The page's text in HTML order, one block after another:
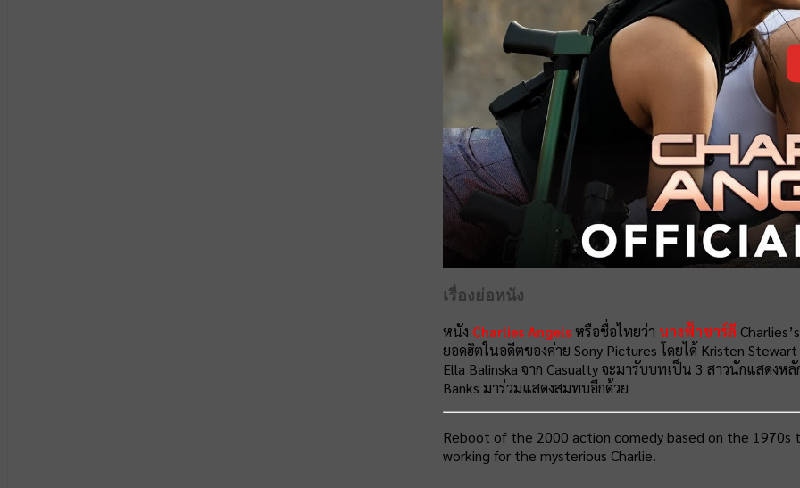
เรื่องย่อหนัง
หนัง Charlies Angels หรือชื่อไทยว่า นางฟ้าชาร์ลี
ยอดฮิตในอดีตของค่าย Sony Pictures โดยได้ Kristen
Ella Balinska จาก Casualty จะมารับบทเป็น 3 สาวนักแสดง
Banks มาร่วมแสดงสมทบอีกด้วย
Reboot of the 2000 action comedy based on the
working for the mysterious Charlie.